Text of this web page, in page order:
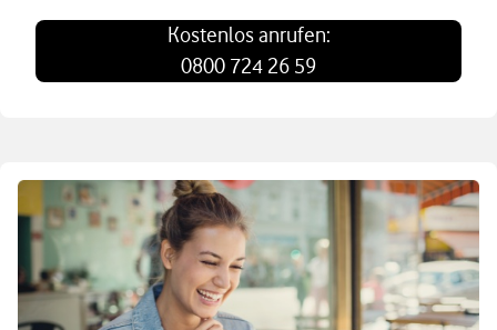
Kostenlos anrufen:
0800 724 26 59